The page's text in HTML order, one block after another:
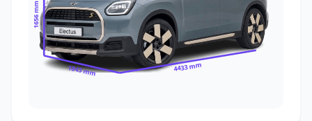
1656 mm
1843 mm 4433 mm